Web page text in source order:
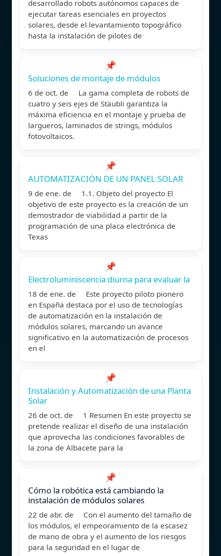
desarrollado robots autónomos capaces de
ejecutar tareas esenciales en proyectos
solares, desde el levantamiento topográfico
hasta la instalación de pilotes de
📌
Soluciones de montaje de módulos
6 de oct. de La gama completa de robots de
cuatro y seis ejes de Stäubli garantiza la
máxima eficiencia en el montaje y prueba de
largueros, laminados de strings, módulos
fotovoltaicos.
📌
AUTOMATIZACIÓN DE UN PANEL SOLAR
9 de ene. de 1.1. Objeto del proyecto El
objetivo de este proyecto es la creación de un
demostrador de viabilidad a partir de la
programación de una placa electrónica de
Texas
📌
Electroluminiscencia diurna para evaluar la
18 de ene. de Este proyecto piloto pionero
en España destaca por el uso de tecnologías
de automatización en la instalación de
módulos solares, marcando un avance
significativo en la automatización de procesos
en el
📌
Instalación y Automatización de una Planta
Solar
26 de oct. de 1 Resumen En este proyecto se
pretende realizar el diseño de una instalación
que aprovecha las condiciones favorables de
la zona de Albacete para la
📌
Cómo la robótica está cambiando la
instalación de módulos solares
22 de abr. de Con el aumento del tamaño de
los módulos, el empeoramiento de la escasez
de mano de obra y el aumento de los riesgos
para la seguridad en el lugar de